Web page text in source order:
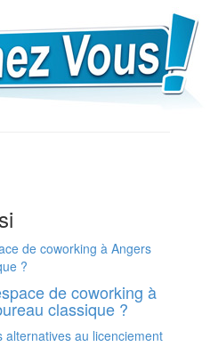
de coworking à
classique ?